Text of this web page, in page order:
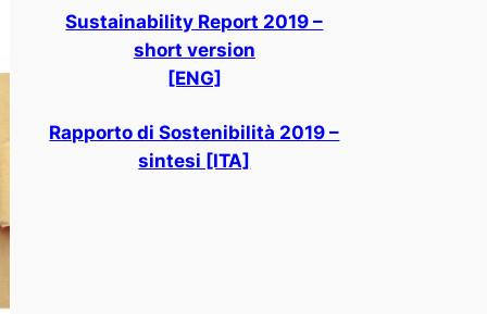
Sustainability Report 2019 –
short version
[ENG]
Rapporto di Sostenibilità 2019 –
sintesi [ITA]